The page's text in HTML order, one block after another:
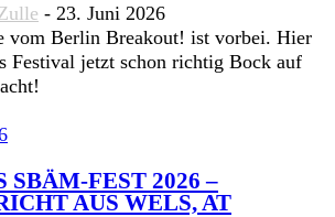
- 23. Juni 2026
vom Berlin Breakout! ist vorbei. Hier
Festival jetzt schon richtig Bock auf
SBÄM-FEST 2026 –
AUS WELS, AT